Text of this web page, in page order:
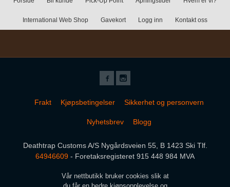
International Web Shop Gavekort Logg inn Kontakt oss
Frakt Kjøpsbetingelser Sikkerhet og personvern
Nyhetsbrev Blogg
Deathtrap Customs A/S Nygårdsveien 55, B 1423 Ski Tlf.
64946609 - Foretaksregisteret 915 448 984 MVA
Vår nettbutikk bruker cookies slik at